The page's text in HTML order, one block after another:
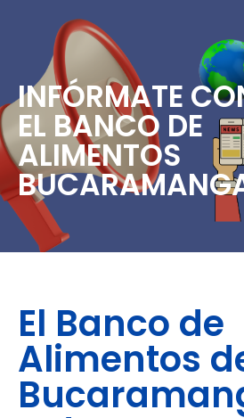
INFÓRMATE
EL BANCO DE
ALIMENTOS
El Banco de
Alimentos